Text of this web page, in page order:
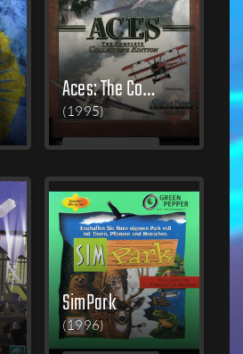
Aces: The Complete Collector's Edition
(1995)
MEHR
SimPark
(1996)